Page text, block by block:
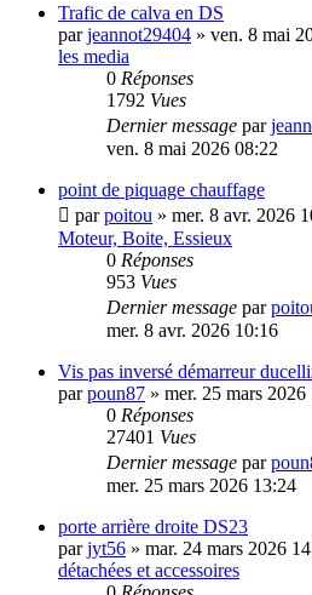
Trafic de calva en DS
parjeannot29404 » ven. 8 mai
les media
0 Réponses
1792 Vues
Dernier message par
ven. 8 mai 2026 08:22
point de piquage chauffage
parpoitou » mer. 8 avr. 2026
Moteur, Boite, Essieux
0 Réponses
953 Vues
Dernier message par
mer. 8 avr. 2026 10:16
Vis pas inversé démarreur
parpoun87 » mer. 25 mars 2026
0 Réponses
27401 Vues
Dernier message par
mer. 25 mars 2026 13:24
porte arrière droite DS23
parjyt56 » mar. 24 mars 2026
détachées et accessoires